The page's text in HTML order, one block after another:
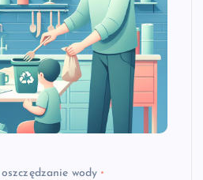
oszczędzanie wody